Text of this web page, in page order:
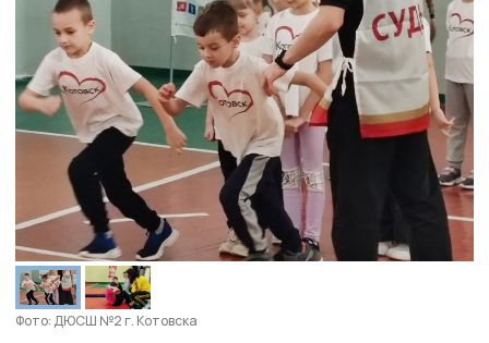
Фото: ДЮСШ №2 г. Котовска